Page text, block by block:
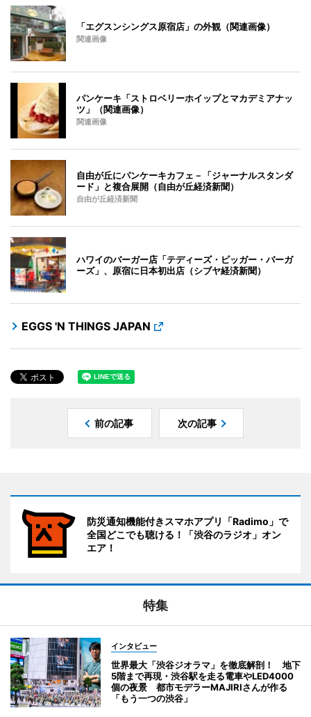
「エグスンシングス原宿店」の外観（関連画像）
関連画像
パンケーキ「ストロベリーホイップとマカデミアナッ
ツ」（関連画像）
関連画像
自由が丘にパンケーキカフェ－「ジャーナルスタンダ
ード」と複合展開（自由が丘経済新聞）
自由が丘経済新聞
ハワイのバーガー店「テディーズ・ビッガー・バーガ
ーズ」、原宿に日本初出店（シブヤ経済新聞）
EGGS 'N THINGS JAPAN
前の記事 次の記事
防災通知機能付きスマホアプリ「Radimo」で
全国どこでも聴ける！「渋谷のラジオ」オン
エア！
特集
インタビュー
世界最大「渋谷ジオラマ」を徹底解剖！ 地下
5階まで再現・渋谷駅を走る電車やLED4000
個の夜景 都市モデラーMAJIRIさんが作る
「もう一つの渋谷」